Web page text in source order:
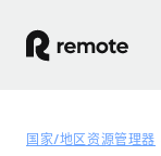
国家/地区资源管理器